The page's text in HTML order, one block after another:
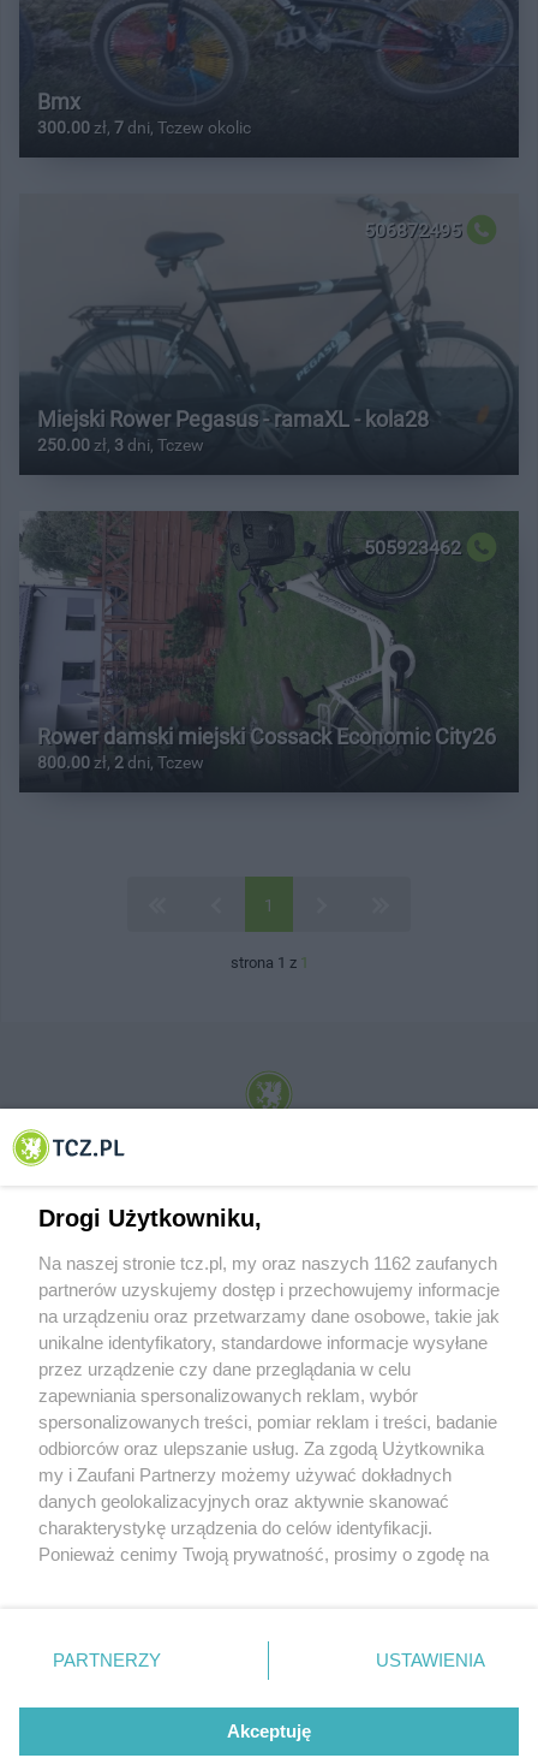
Bmx
300.00zł, 7 dni, Tczew okolic
506872495
Miejski Rower Pegasus - ramaXL - kola28
250.00 zł, 3 dni, Tczew
505923462
Rower damski miejski Cossack Economic City26
800.00zł, 2 dni, Tczew
1
strona 1 z 1
© 2001-2026 Tczew - TCZ.PL Sp. z o.o. Internetowy Serwis Informacyjny Miasta
O FIRMIE POLITYKA PRYWATNOŚCI HOSTING
REKLAMA WSPÓŁPRACA RSS FACEBOOK KONTAKT
Nasze serwisy
Aktualności
Tcz24
Historia miasta
Muzyka i kultura
Archiwum wydarzeń
Zdjęcia miasta
Drogi Użytkowniku,
Na naszej stronie tcz.pl, my oraz naszych 1162 zaufanych
partnerów uzyskujemy dostęp i przechowujemy informacje
na urządzeniu oraz przetwarzamy dane osobowe, takie jak
unikalne identyfikatory, standardowe informacje wysyłane
przez urządzenie czy dane przeglądania w celu
zapewniania spersonalizowanych reklam, wybór
spersonalizowanych treści, pomiar reklam i treści, badanie
odbiorców oraz ulepszanie usług. Za zgodą Użytkownika
my i Zaufani Partnerzy możemy używać dokładnych
danych geolokalizacyjnych oraz aktywnie skanować
charakterystykę urządzenia do celów identyfikacji.
Ponieważ cenimy Twoją prywatność, prosimy o zgodę na
znajdujący się w lewym dolnym rogu strony
. Niektóre
przetwarzaniu. Preferencje będą miały zastosowania tylko
PARTNERZY USTAWIENIA
Akceptuję